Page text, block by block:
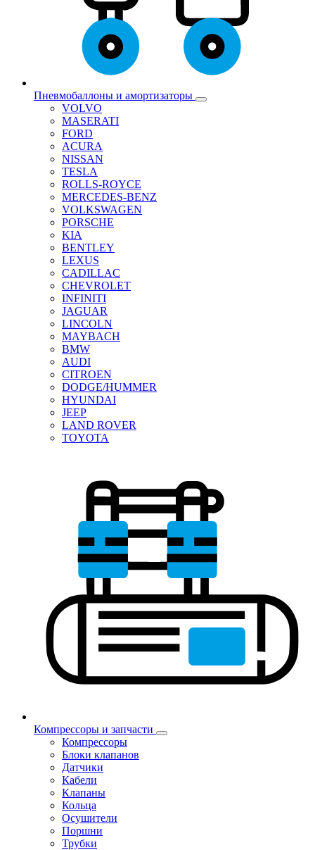
Пневмобаллоны и амортизаторы
VOLVO
MASERATI
FORD
ACURA
NISSAN
TESLA
ROLLS-ROYCE
MERCEDES-BENZ
VOLKSWAGEN
PORSCHE
KIA
BENTLEY
LEXUS
CADILLAC
CHEVROLET
INFINITI
JAGUAR
LINCOLN
MAYBACH
BMW
AUDI
CITROEN
DODGE/HUMMER
HYUNDAI
JEEP
LAND ROVER
TOYOTA
Компрессоры и запчасти
Компрессоры
Блоки клапанов
Датчики
Кабели
Клапаны
Кольца
Осушители
Поршни
Трубки